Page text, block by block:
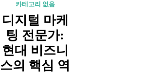
카테고리 없음
디지털 마케
팅 전문가:
현대 비즈니
스의 핵심 역